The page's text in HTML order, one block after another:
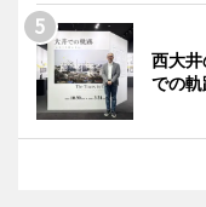
西大
での